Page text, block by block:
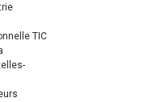
TIC